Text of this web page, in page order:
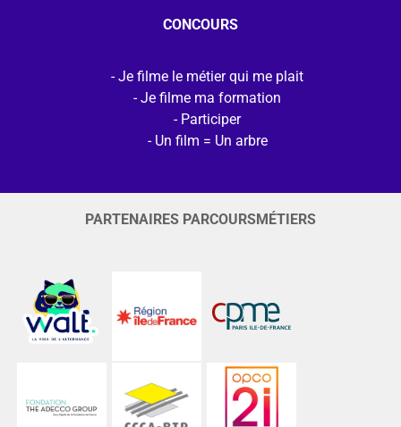
CONCOURS
Je filme le métier qui me plait
Je filme ma formation
Participer
Un film = Un arbre
PARTENAIRES PARCOURSMÉTIERS